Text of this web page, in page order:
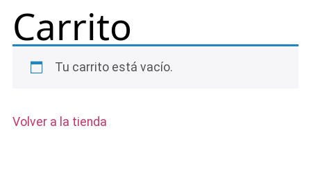
Carrito
Tu carrito está vacío.
Volver a la tienda